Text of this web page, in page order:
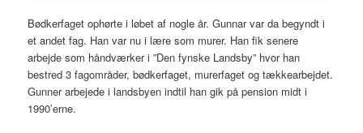
Bødkerfaget ophørte i løbet af nogle år. Gunnar var da begyndt i
et andet fag. Han var nu i lære som murer. Han fik senere
arbejde som håndværker i ”Den fynske Landsby” hvor han
bestred 3 fagområder, bødkerfaget, murerfaget og tækkearbejdet.
Gunner arbejede i landsbyen indtil han gik på pension midt i
1990’erne.